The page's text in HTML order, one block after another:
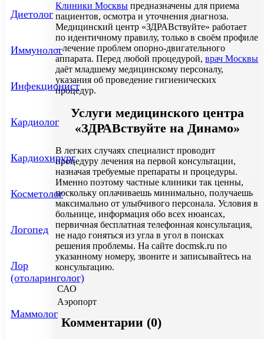
Клиники Москвы предназначены для приема
пациентов, осмотра и уточнения диагноза.
Медицинский центр «ЗДРАВствуйте» работает
по идентичному правилу, только в своём профиле
– лечение проблем опорно-двигательного
аппарата. Перед любой процедурой,врач Москвы
даёт младшему медицинскому персоналу,
указания об проведение гигиенических
процедур.
Услуги медицинского центра
«ЗДРАВствуйте на Динамо»
В легких случаях специалист проводит
процедуру лечения на первой консультации,
назначая требуемые препараты и процедуры.
Именно поэтому частные клиники так ценны,
поскольку оплачиваешь минимально, получаешь
максимально от улыбчивого персонала. Условия в
больнице, информация обо всех нюансах,
первичная бесплатная телефонная консультация,
не надо гоняться из угла в угол в поисках
решения проблемы. На сайте docmsk.ru по
указанному номеру, звоните и записывайтесь на
консультацию.
САО
Аэропорт
Комментарии (0)
Диетолог
Иммунолог
Инфекционист
Кардиолог
Кардиохирург
Косметолог
Логопед
Лор
(отоларинголог)
Маммолог